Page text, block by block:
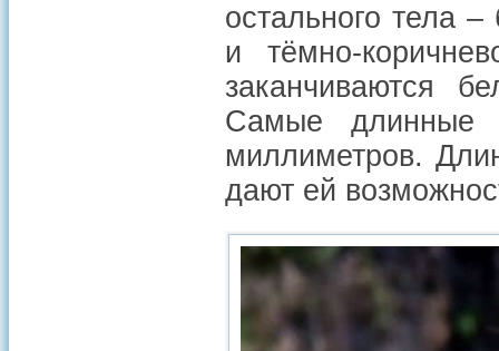
остального тела
и тёмно-
заканчиваются
Самые длинные
миллиметров.
дают ей